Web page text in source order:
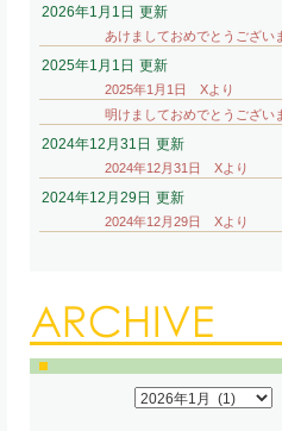
2026年1月1日 更新
あけましておめでとうござい
2025年1月1日 更新
2025年1月1日 Xより
明けましておめでとうござい
2024年12月31日 更新
2024年12月31日 Xより
2024年12月29日 更新
2024年12月29日 Xより